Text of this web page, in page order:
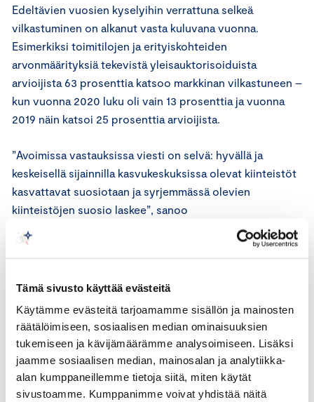
Tämä sivusto käyttää evästeitä
Käytämme evästeitä tarjoamamme sisällön ja mainosten
räätälöimiseen, sosiaalisen median ominaisuuksien
tukemiseen ja kävijämäärämme analysoimiseen. Lisäksi
jaamme sosiaalisen median, mainosalan ja analytiikka-
alan kumppaneillemme tietoja siitä, miten käytät
sivustoamme. Kumppanimme voivat yhdistää näitä
Edeltävien vuosien kyselyihin verrattuna selkeä
vilkastuminen on alkanut vasta kuluvana vuonna.
Esimerkiksi toimitilojen ja erityiskohteiden
arvonmäärityksiä tekevistä yleisauktorisoiduista
arvioijista 63 prosenttia katsoo markkinan vilkastuneen –
kun vuonna 2020 luku oli vain 13 prosenttia ja vuonna
2019 näin katsoi 25 prosenttia arvioijista.
”Avoimissa vastauksissa viesti on selvä: hyvällä ja
keskeisellä sijainnilla kasvukeskuksissa olevat kiinteistöt
kasvattavat suosiotaan ja syrjemmässä olevien
kiinteistöjen suosio laskee”, sanoo
Keskuskauppakamarin lakimies
Harjun mukaan myös asuntokaupassa markkina vetää,
kunhan sijainti ja kunto on kohdallaan.
”Uudehkoilla ja hyvällä sijainnilla olevilla omakotitaloilla
riittää kysyntää. Sen sijaan muuttotappioalueilla
sijaitsevilla sekä laajaa peruskorjausta vaativilla
kiinteistöillä kysyntä on heikkoa ja myyntiajat pitkiä”,
sanoo Harju.